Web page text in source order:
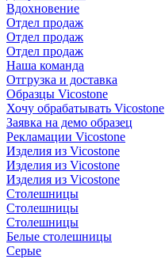
Вдохновение
Отдел продаж
Отдел продаж
Отдел продаж
Наша команда
Отгрузка и доставка
Образцы Vicostone
Хочу обрабатывать Vicostone
Заявка на демо образец
Рекламации Vicostone
Изделия из Vicostone
Изделия из Vicostone
Изделия из Vicostone
Столешницы
Столешницы
Столешницы
Белые столешницы
Серые